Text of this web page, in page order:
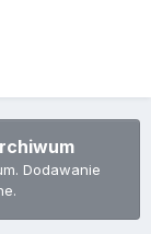
Dodawanie